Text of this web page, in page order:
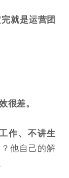
就是运营团
很差。
作、不讲生
他自己的解